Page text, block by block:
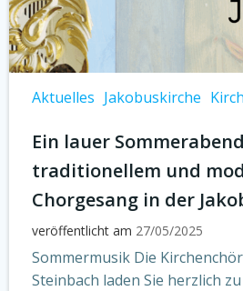
Aktuelles Jakobuskirche
Ein lauer
traditionellem und
Chorgesang in der
veröffentlicht am 27/05/2025
Sommermusik Die
Steinbach laden Sie herzlich